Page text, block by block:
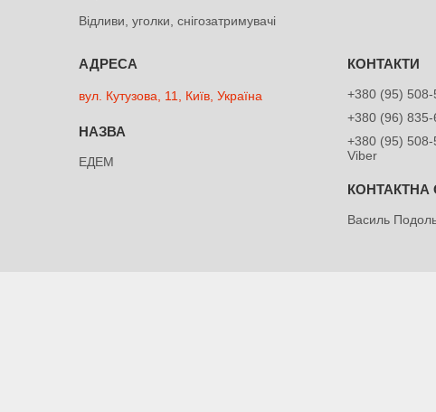
Відливи, уголки, снігозатримувачі
вул. Кутузова, 11, Київ, Україна
ЕДЕМ
+380 (95) 508-
+380 (96) 835-
+380 (95) 508-
Viber
Василь